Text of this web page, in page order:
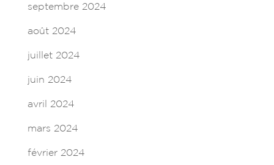
septembre 2024
août 2024
juillet 2024
juin 2024
avril 2024
mars 2024
février 2024